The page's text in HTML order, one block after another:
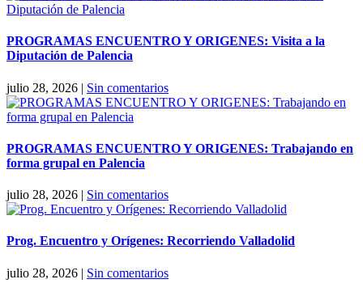
PROGRAMAS ENCUENTRO Y ORIGENES: Visita a la
Diputación de Palencia
julio 28, 2026 | Sin comentarios
PROGRAMAS ENCUENTRO Y ORIGENES: Trabajando en
forma grupal en Palencia
julio 28, 2026 | Sin comentarios
Prog. Encuentro y Orígenes: Recorriendo Valladolid
julio 28, 2026 | Sin comentarios